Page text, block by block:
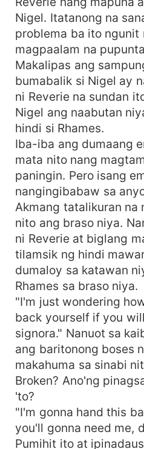
Nigel. Itatanong na
problema ba ito ngunit
magpaalam na
Makalipas ang
bumabalik si Nigel ay
ni Reverie na sundan
Nigel ang naabutan
hindi si Rhames.
Iba-iba ang dumaang
mata nito nang
paningin. Pero isang
nangingibabaw sa
Akmang tatalikuran na
nito ang braso niya.
ni Reverie at biglang
tilamsik ng hindi
dumaloy sa katawan
Rhames sa braso niya.
"I'm just wondering
back yourself if you
signora." Nanuot sa
ang baritonong boses
makahuma sa sinabi
Broken? Ano'ng
'to?
"I'm gonna hand this
you'll gonna need me,
Pumihit ito at